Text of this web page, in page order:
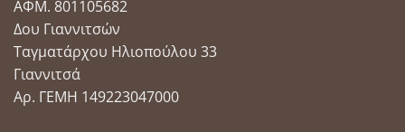
ΑΦΜ. 801105682
Δου Γιαννιτσών
Ταγματάρχου Ηλιοπούλου 33
Γιαννιτσά
Αρ. ΓΕΜΗ 149223047000